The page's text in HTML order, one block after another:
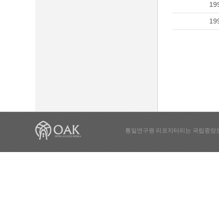
통일연구원 리포지터리는 국립중